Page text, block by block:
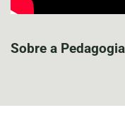
Sobre a